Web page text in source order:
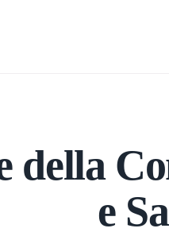
della
e